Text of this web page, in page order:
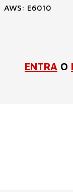
AWS: E6010
ENTRA O